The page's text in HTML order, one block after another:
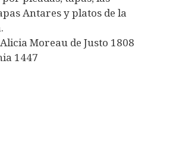
Antares y platos de la
Moreau de Justo 1808
1447